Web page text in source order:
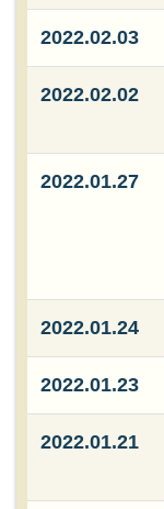
2022.02.03
2022.02.02
2022.01.27
2022.01.24
2022.01.23
2022.01.21